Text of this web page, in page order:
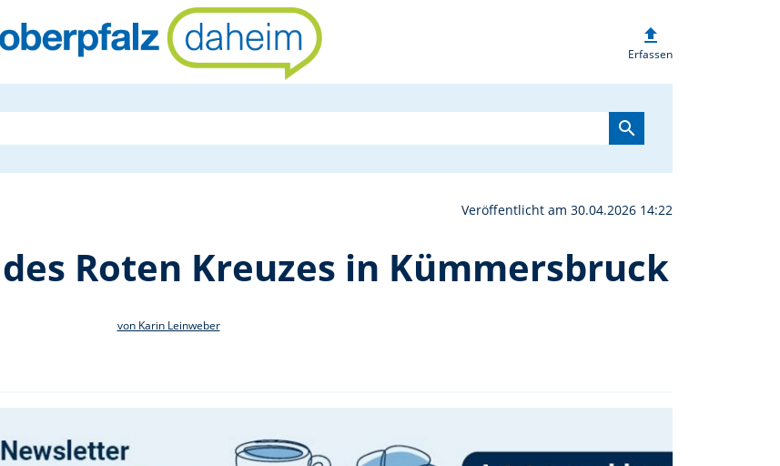
Blutspendetermin des Roten
upload
Erfassen
search
Veröffentlicht am 30.04.2026 14:22
Roten Kreuzes in Kümmersbruck
von Karin Leinweber